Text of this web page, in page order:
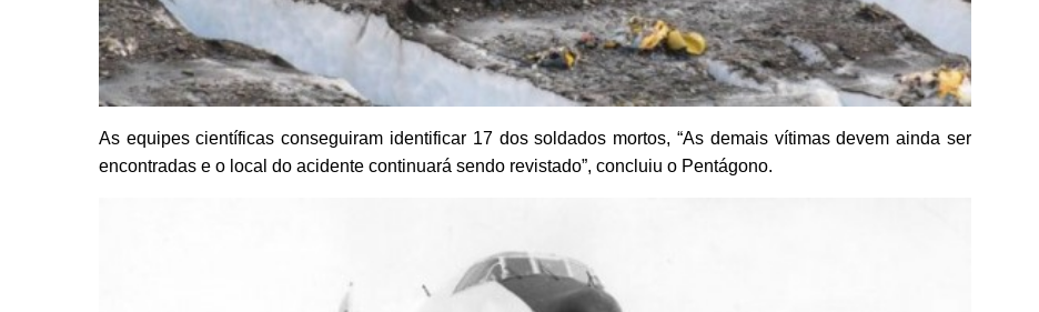
As equipes científicas conseguiram identificar 17 dos soldados mortos, “As demais vítimas devem ainda ser
encontradas e o local do acidente continuará sendo revistado”, concluiu o Pentágono.